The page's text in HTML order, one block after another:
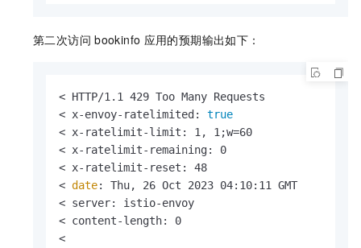
第二次访问 bookinfo 应用的预期输出如下：
< HTTP/1.1 429 Too Many Requests
< x-envoy-ratelimited: true
< x-ratelimit-limit: 1, 1;w=60
< x-ratelimit-remaining: 0
< x-ratelimit-reset: 48
< date: Thu, 26 Oct 2023 04:10:11 GMT
< server: istio-envoy
< content-length: 0
<